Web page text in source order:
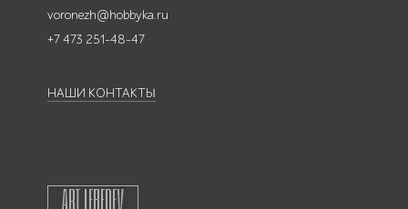
voronezh@hobbyka.ru
+7 473 251-48-47
НАШИ КОНТАКТЫ